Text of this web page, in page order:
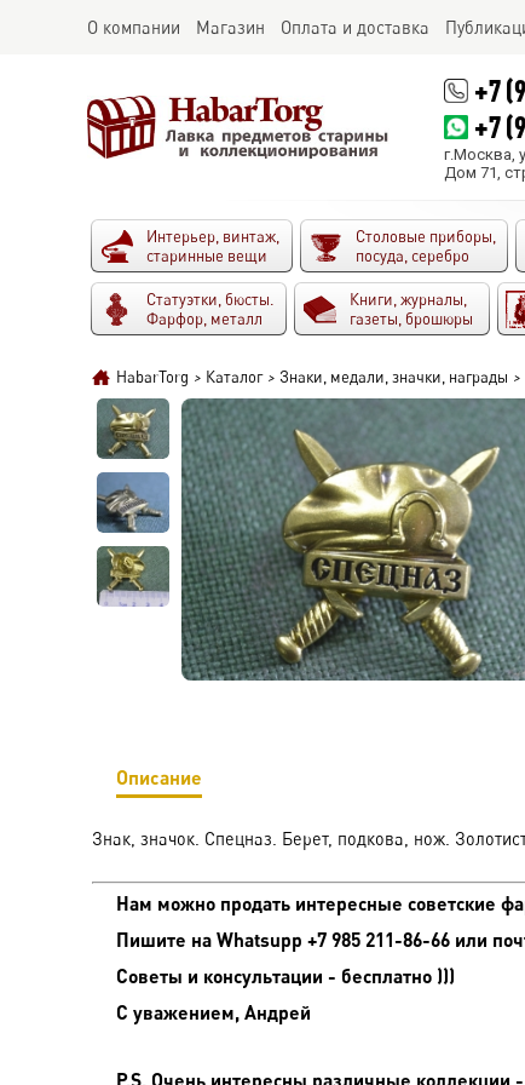
О компании Магазин Оплата и доставка
+7
+7
г.Москва,
Дом 71,
Интерьер, винтаж,
старинные вещи
Столовые приборы,
посуда, серебро
Статуэтки, бюсты.
Фарфор, металл
Книги, журналы,
газеты, брошюры
HabarTorg > Каталог > Знаки, медали, значки, награды >
Описание
Знак, значок. Спецназ. Берет, подкова, нож.
Нам можно продать интересные советские
Пишите на Whatsupp +7 985 211-86-66 или
Советы и консультации - бесплатно )))
С уважением, Андрей
P.S. Очень интересны различные коллекции